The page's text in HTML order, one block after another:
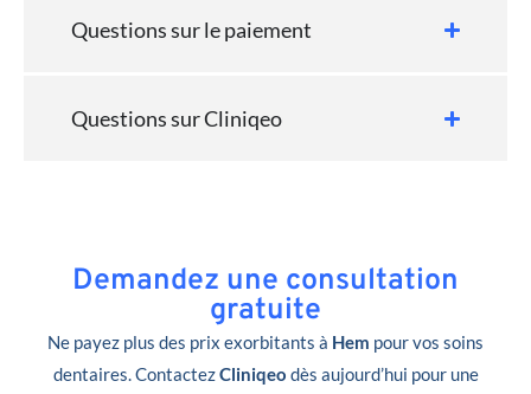
Questions sur le paiement
Questions sur Cliniqeo
Demandez une consultation
gratuite
Ne payez plus des prix exorbitants à Hem pour vos soins
dentaires. ContactezCliniqeo dès aujourd’hui pour une